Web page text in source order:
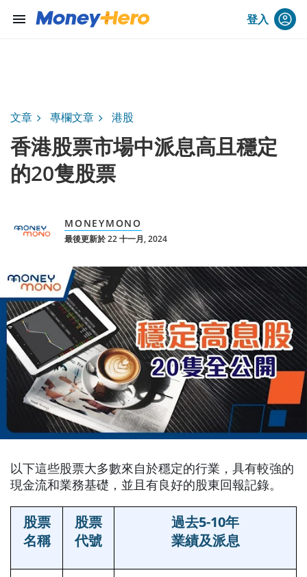
menu 登入
文章 專欄文章 港股
香港股票市場中派息高且穩定
的20隻股票
MONEYMONO
最後更新於 22 十一月, 2024
以下這些股票大多數來自於穩定的行業，具有較強的
現金流和業務基礎，並且有良好的股東回報記錄。
股票
名稱
股票
代號
過去5-10年
業績及派息